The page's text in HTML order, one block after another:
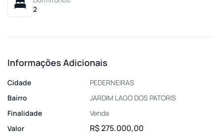
2
Informações Adicionais
Cidade
PEDERNEIRAS
Bairro
JARDIM LAGO DOS PATORIS
Finalidade
Venda
Valor
R$ 275.000,00